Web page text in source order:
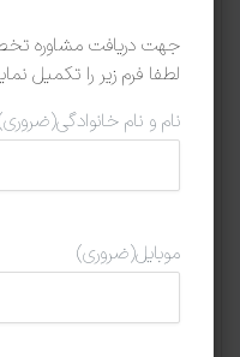
تحلیل‌گر توسعه
پروژه، مدیر
تدارکات استراتژیک،
لطفا فرم زیر را تکمیل
نام و نام خانوادگی
موبایل(ضروری)